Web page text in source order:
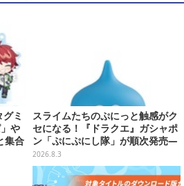
グミ
や
集合
ン
スライムたちのぷにっと触感がク
セになる！『ドラクエ』ガシャポ
ン「ぷにぷにし隊」が順次発売―
全4種ではぐれメタルは固め
2026.8.3